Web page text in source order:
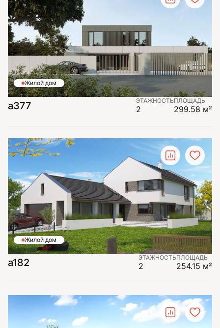
Жилой дом
а377 ЭТАЖНОСТЬ
2
ПЛОЩАДЬ
299.58 м²
Жилой дом
a182 ЭТАЖНОСТЬ
2
ПЛОЩАДЬ
254.15 м²